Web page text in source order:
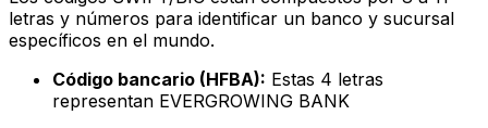
letras y números para identificar un banco y sucursal
específicos en el mundo.
Código bancario (HFBA): Estas 4 letras
representan EVERGROWING BANK